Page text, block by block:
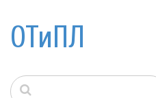
ОТиПЛ